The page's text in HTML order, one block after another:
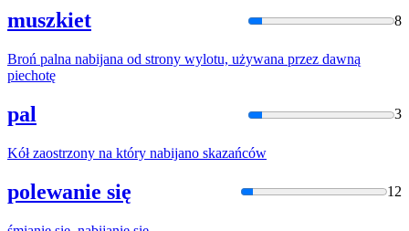
muszkiet 8
Broń palna nabijana od strony wylotu, używana przez dawną
piechotę
pal 3
Kół zaostrzony na który nabijano skazańców
polewanie się 12